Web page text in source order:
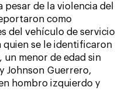
pesar de la violencia del
como
del vehículo de servicio
quien se le identificaron
menor de edad sin
Johnson Guerrero,
hombro izquierdo y